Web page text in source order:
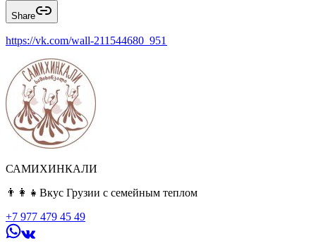
Share
https://vk.com/wall-211544680_951
САМИХИНКАЛИ
👨‍👩‍👧Вкус Грузии с семейным теплом
+7 977 479 45 49